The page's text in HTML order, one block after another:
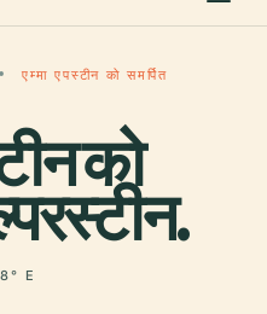
एम्मा एपस्टीन को समर्पित
को
E